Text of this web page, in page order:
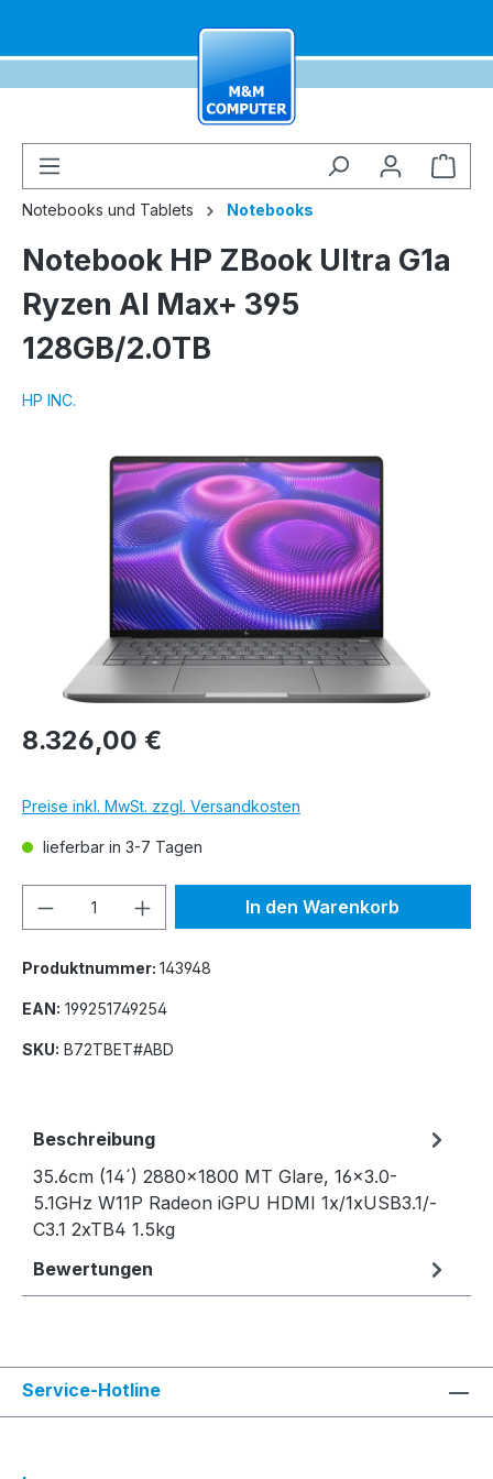
Notebooks und Tablets Notebooks
Notebook HP ZBook Ultra G1a
Ryzen AI Max+ 395
128GB/2.0TB
HP INC.
Bildergalerie überspringen
8.326,00 €
Preise inkl. MwSt. zzgl. Versandkosten
lieferbar in 3-7 Tagen
Produkt Anzahl: Gib denIn den Warenkorb
Produktnummer: 143948
EAN: 199251749254
SKU: B72TBET#ABD
Beschreibung
35.6cm (14´) 2880x1800 MT Glare, 16x3.0-
5.1GHz W11P Radeon iGPU HDMI 1x/1xUSB3.1/-
C3.1 2xTB4 1.5kg
Bewertungen
Service-Hotline